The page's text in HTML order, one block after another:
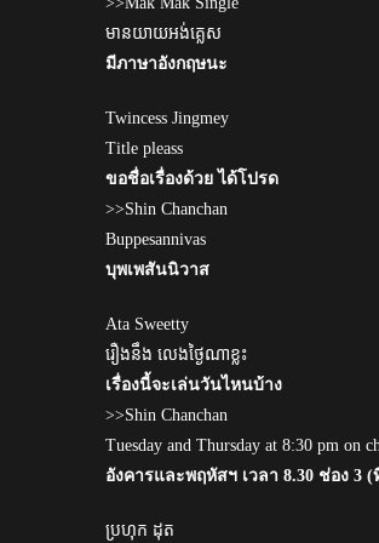
មានយាយអង់គ្លេស
มีภาษาอังกฤษนะ
Twincess Jingmey
Title pleass
ขอชื่อเรื่องด้วย ได้โปรด
>>Shin Chanchan
Buppesannivas
บุพเพสันนิวาส
Ata Sweetty
រឿងនឹង លេងថ្ងៃណាខ្លះ
เรื่องนี้จะเล่นวันไหนบ้าง
>>Shin Chanchan
Tuesday and Thursday at 8:30 pm on
อังคารและพฤหัสฯ เวลา 8.30 ช่อง 3 (
ប្រហុក ដុត